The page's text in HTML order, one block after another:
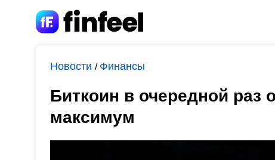
Новости / Финансы
Биткоин в очередной раз
максимум